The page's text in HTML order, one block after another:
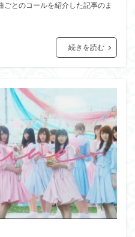
とのコールを紹介した記事のま
続きを読む